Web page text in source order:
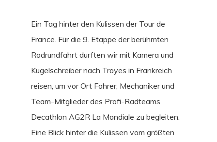
Ein Tag hinter den Kulissen der Tour de
France. Für die 9. Etappe der berühmten
Radrundfahrt durften wir mit Kamera und
Kugelschreiber nach Troyes in Frankreich
reisen, um vor Ort Fahrer, Mechaniker und
Team-Mitglieder des Profi-Radteams
Decathlon AG2R La Mondiale zu begleiten.
Eine Blick hinter die Kulissen vom größten